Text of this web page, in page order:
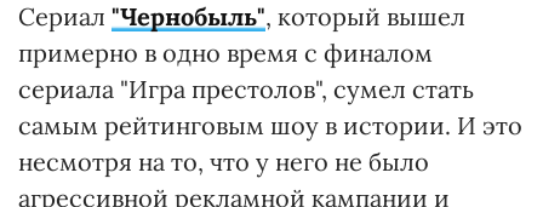
Сериал "Чернобыль", который вышел
примерно в одно время с финалом
сериала "Игра престолов", сумел стать
самым рейтинговым шоу в истории. И это
несмотря на то, что у него не было
агрессивной рекламной кампании и